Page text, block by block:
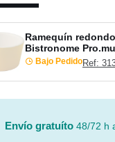
Ramequín
Bistronome
Bajo PedidoRef:
Envío gratuíto 48/72 h